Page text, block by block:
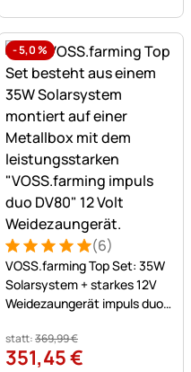
-5,0%
Bewertung: 5 von 5 (6
6 Bewertungen
(6)
VOSS.farming Top Set: 35W
Solarsystem + starkes 12V
Weidezaungerät impuls duo
statt:369,99€
351,45€